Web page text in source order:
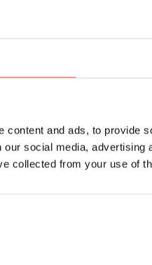
content and ads, to provide
social media,
collected from your use of